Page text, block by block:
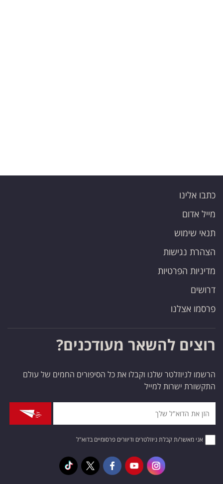
כתבו אלינו
מייל אדום
תנאי שימוש
הצהרת נגישות
מדיניות הפרטיות
דרושים
פרסמו אצלנו
רוצים להשאר מעודכנים?
הרשמו לניוזלטר שלנו וקבלו את כל הסיפורים החמים של עולם
התקשורת ישרות למייל
אני מאשר/ת קבלת ניוזלטרים ודיוורים פרסומיים בדוא"ל